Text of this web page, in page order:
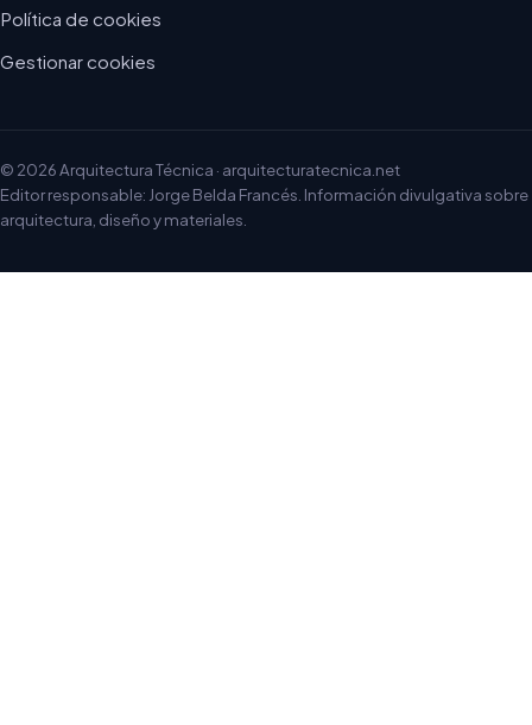
Política de cookies
Gestionar cookies
© 2026 Arquitectura Técnica · arquitecturatecnica.net
Editor responsable: Jorge Belda Francés. Información divulgativa sobre
arquitectura, diseño y materiales.